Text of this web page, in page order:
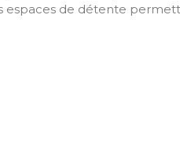
espaces de détente